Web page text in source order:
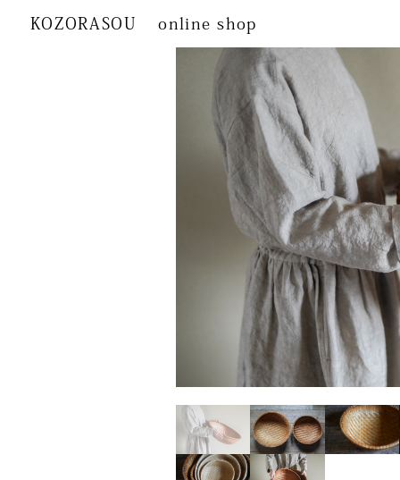
KOZORASOU online shop
こぞらのおやつ
文具
籠